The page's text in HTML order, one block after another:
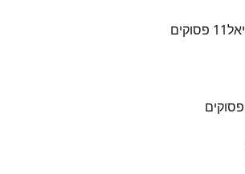
11 פסוקים
פסוקים